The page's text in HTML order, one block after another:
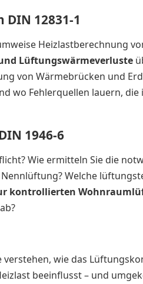
12831-1
Heizlastberechnung
Lüftungswärmeverluste
von Wärmebrücken und
wo Fehlerquellen lauern,
1946-6
Wie ermitteln Sie die
Welche
kontrollierten
verstehen, wie das
beeinflusst – und